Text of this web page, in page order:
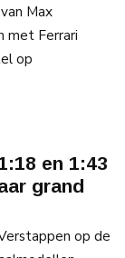
Max
met Ferrari
op
en 1:43
grand
op de